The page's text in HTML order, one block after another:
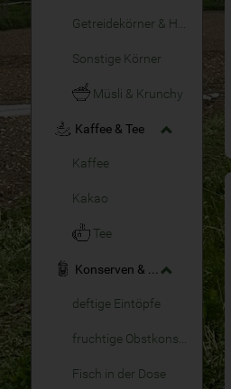
Sonstige Körner
Müsli & Krunchy
Kaffee & Tee
Kaffee
Kakao
Tee
Konserven & Fertiges
deftige Eintöpfe
Fisch in der Dose